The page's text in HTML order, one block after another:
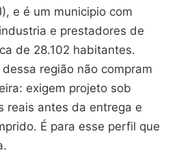
e é um municipio com
e prestadores de
de 28.102 habitantes.
região não compram
exigem projeto sob
reais antes da entrega e
É para esse perfil que